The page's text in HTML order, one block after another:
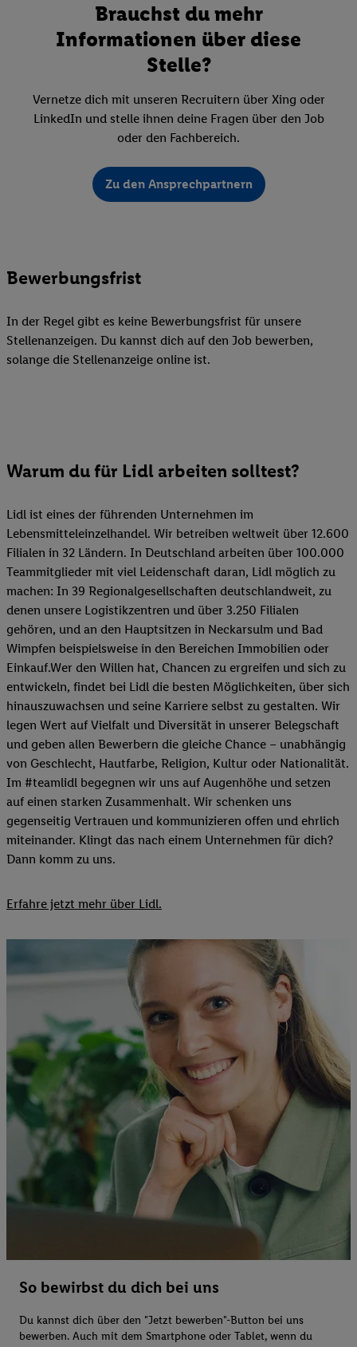
Brauchst du mehr
Informationen über diese
Stelle?
Vernetze dich mit unseren Recruitern über Xing oder
LinkedIn und stelle ihnen deine Fragen über den Job
oder den Fachbereich.
Zu den Ansprechpartnern
Bewerbungsfrist
In der Regel gibt es keine Bewerbungsfrist für unsere
Stellenanzeigen. Du kannst dich auf den Job bewerben,
solange die Stellenanzeige online ist.
Warum du für Lidl arbeiten solltest?
Lidl ist eines der führenden Unternehmen im
Lebensmitteleinzelhandel. Wir betreiben weltweit über 12.600
Filialen in 32 Ländern. In Deutschland arbeiten über 100.000
Teammitglieder mit viel Leidenschaft daran, Lidl möglich zu
machen: In 39 Regionalgesellschaften deutschlandweit, zu
denen unsere Logistikzentren und über 3.250 Filialen
gehören, und an den Hauptsitzen in Neckarsulm und Bad
Wimpfen beispielsweise in den Bereichen Immobilien oder
Einkauf.Wer den Willen hat, Chancen zu ergreifen und sich zu
entwickeln, findet bei Lidl die besten Möglichkeiten, über sich
hinauszuwachsen und seine Karriere selbst zu gestalten. Wir
legen Wert auf Vielfalt und Diversität in unserer Belegschaft
und geben allen Bewerbern die gleiche Chance – unabhängig
von Geschlecht, Hautfarbe, Religion, Kultur oder Nationalität.
Im #teamlidl begegnen wir uns auf Augenhöhe und setzen
auf einen starken Zusammenhalt. Wir schenken uns
gegenseitig Vertrauen und kommunizieren offen und ehrlich
miteinander. Klingt das nach einem Unternehmen für dich?
Dann komm zu uns.​
Erfahre jetzt mehr über Lidl.
So bewirbst du dich bei uns
Du kannst dich über den "Jetzt bewerben"-Button bei uns
bewerben. Auch mit dem Smartphone oder Tablet, wenn du